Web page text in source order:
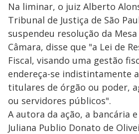
Na liminar, o juiz Alberto
Tribunal de Justiça de São
suspendeu resolução da
Câmara, disse que "a Lei de
Fiscal, visando uma gestão
endereça-se indistintamente
titulares de órgão ou poder,
ou servidores públicos".
A autora da ação, a bancária
Juliana Publio Donato de